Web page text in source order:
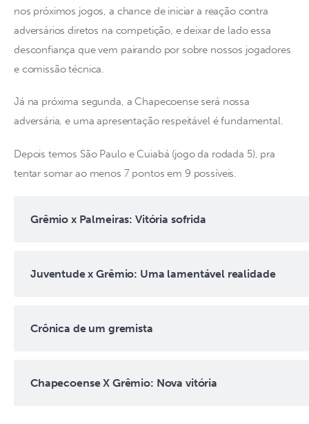
nos próximos jogos, a chance de iniciar a reação contra
adversários diretos na competição, e deixar de lado essa
desconfiança que vem pairando por sobre nossos jogadores
e comissão técnica.
Já na próxima segunda, a Chapecoense será nossa
adversária, e uma apresentação respeitável é fundamental.
Depois temos São Paulo e Cuiabá (jogo da rodada 5), pra
tentar somar ao menos 7 pontos em 9 possíveis.
Grêmio x Palmeiras: Vitória sofrida
Juventude x Grêmio: Uma lamentável realidade
Crônica de um gremista
Chapecoense X Grêmio: Nova vitória